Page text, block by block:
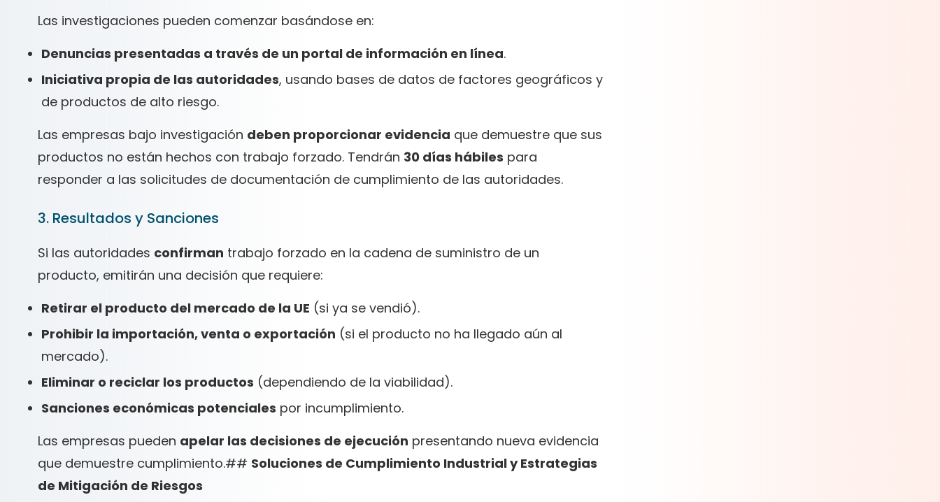
Las investigaciones pueden comenzar basándose en:
Denuncias presentadas a través de un portal de información en línea.
Iniciativa propia de las autoridades, usando bases de datos de factores geográficos y
de productos de alto riesgo.
Las empresas bajo investigación deben proporcionar evidencia que demuestre que sus
productos no están hechos con trabajo forzado. Tendrán 30 días hábiles para
responder a las solicitudes de documentación de cumplimiento de las autoridades.
3. Resultados y Sanciones
Si las autoridades confirman trabajo forzado en la cadena de suministro de un
producto, emitirán una decisión que requiere:
Retirar el producto del mercado de la UE (si ya se vendió).
Prohibir la importación, venta o exportación (si el producto no ha llegado aún al
mercado).
Eliminar o reciclar los productos (dependiendo de la viabilidad).
Sanciones económicas potenciales por incumplimiento.
Las empresas pueden apelar las decisiones de ejecución presentando nueva evidencia
que demuestre cumplimiento.## Soluciones de Cumplimiento Industrial y Estrategias
de Mitigación de Riesgos